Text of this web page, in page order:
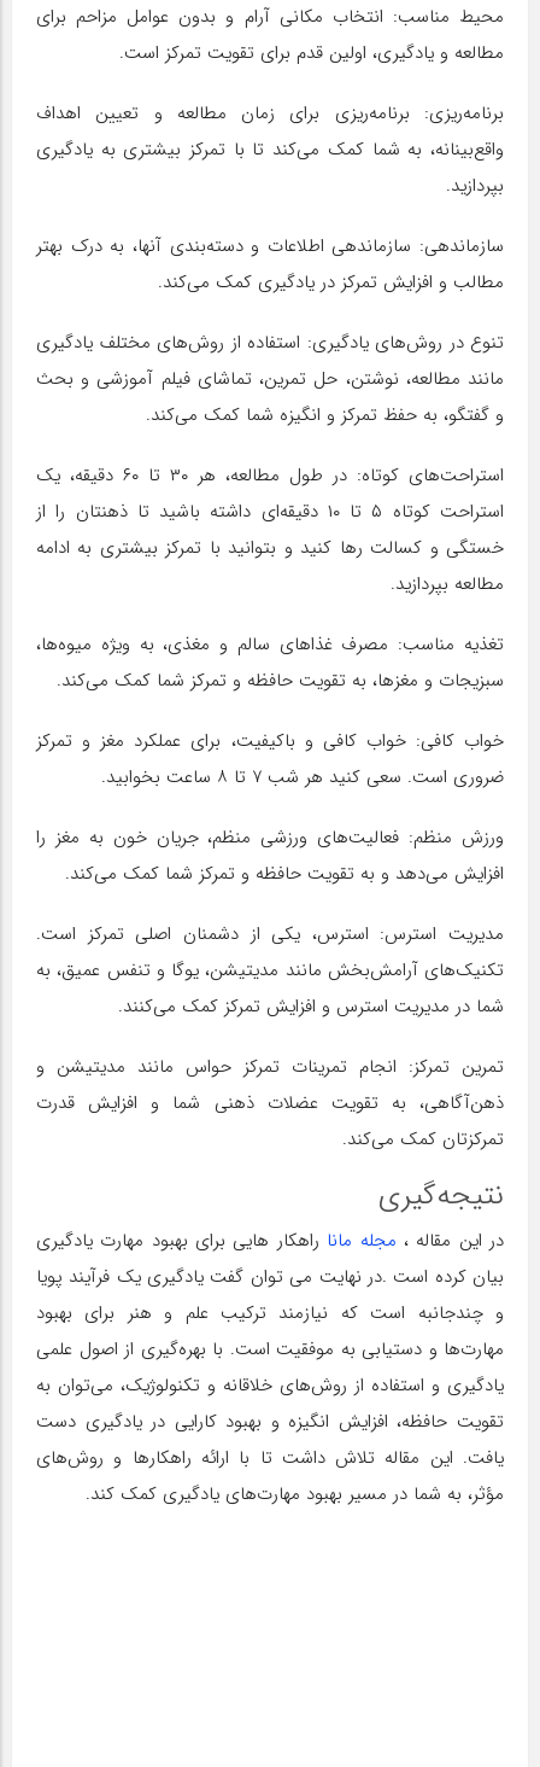
محیط مناسب: انتخاب مکانی آرام و بدون عوامل مزاحم برای
مطالعه و یادگیری، اولین قدم برای تقویت تمرکز است.
برنامه‌ریزی: برنامه‌ریزی برای زمان مطالعه و تعیین اهداف
واقع‌بینانه، به شما کمک می‌کند تا با تمرکز بیشتری به یادگیری
بپردازید.
سازماندهی: سازماندهی اطلاعات و دسته‌بندی آنها، به درک بهتر
مطالب و افزایش تمرکز در یادگیری کمک می‌کند.
تنوع در روش‌های یادگیری: استفاده از روش‌های مختلف یادگیری
مانند مطالعه، نوشتن، حل تمرین، تماشای فیلم آموزشی و بحث
و گفتگو، به حفظ تمرکز و انگیزه شما کمک می‌کند.
استراحت‌های کوتاه: در طول مطالعه، هر ۳۰ تا ۶۰ دقیقه، یک
استراحت کوتاه ۵ تا ۱۰ دقیقه‌ای داشته باشید تا ذهنتان را از
خستگی و کسالت رها کنید و بتوانید با تمرکز بیشتری به ادامه
مطالعه بپردازید.
تغذیه مناسب: مصرف غذاهای سالم و مغذی، به ویژه میوه‌ها،
سبزیجات و مغزها، به تقویت حافظه و تمرکز شما کمک می‌کند.
خواب کافی: خواب کافی و باکیفیت، برای عملکرد مغز و تمرکز
ضروری است. سعی کنید هر شب ۷ تا ۸ ساعت بخوابید.
ورزش منظم: فعالیت‌های ورزشی منظم، جریان خون به مغز را
افزایش می‌دهد و به تقویت حافظه و تمرکز شما کمک می‌کند.
مدیریت استرس: استرس، یکی از دشمنان اصلی تمرکز است.
تکنیک‌های آرامش‌بخش مانند مدیتیشن، یوگا و تنفس عمیق، به
شما در مدیریت استرس و افزایش تمرکز کمک می‌کنند.
تمرین تمرکز: انجام تمرینات تمرکز حواس مانند مدیتیشن و
ذهن‌آگاهی، به تقویت عضلات ذهنی شما و افزایش قدرت
تمرکزتان کمک می‌کند.
نتیجه‌گیری
در این مقاله ، مجله مانا راهکار هایی برای بهبود مهارت یادگیری
بیان کرده است .در نهایت می توان گفت یادگیری یک فرآیند پویا
و چندجانبه است که نیازمند ترکیب علم و هنر برای بهبود
مهارت‌ها و دستیابی به موفقیت است. با بهره‌گیری از اصول علمی
یادگیری و استفاده از روش‌های خلاقانه و تکنولوژیک، می‌توان به
تقویت حافظه، افزایش انگیزه و بهبود کارایی در یادگیری دست
یافت. این مقاله تلاش داشت تا با ارائه راهکارها و روش‌های
مؤثر، به شما در مسیر بهبود مهارت‌های یادگیری کمک کند.